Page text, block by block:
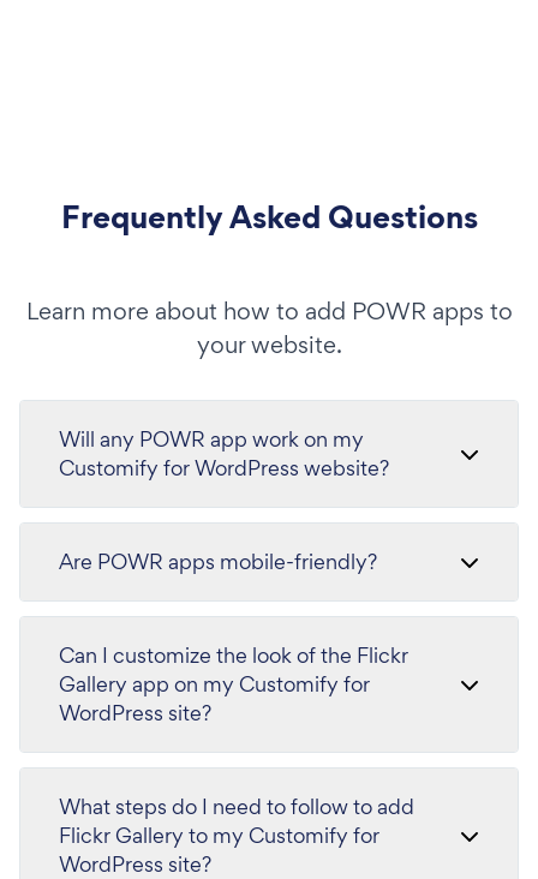
Frequently Asked Questions
Learn more about how to add POWR apps to
your website.
Will any POWR app work on my
Customify for WordPress website?
Are POWR apps mobile-friendly?
Can I customize the look of the Flickr
Gallery app on my Customify for
WordPress site?
What steps do I need to follow to add
Flickr Gallery to my Customify for
WordPress site?